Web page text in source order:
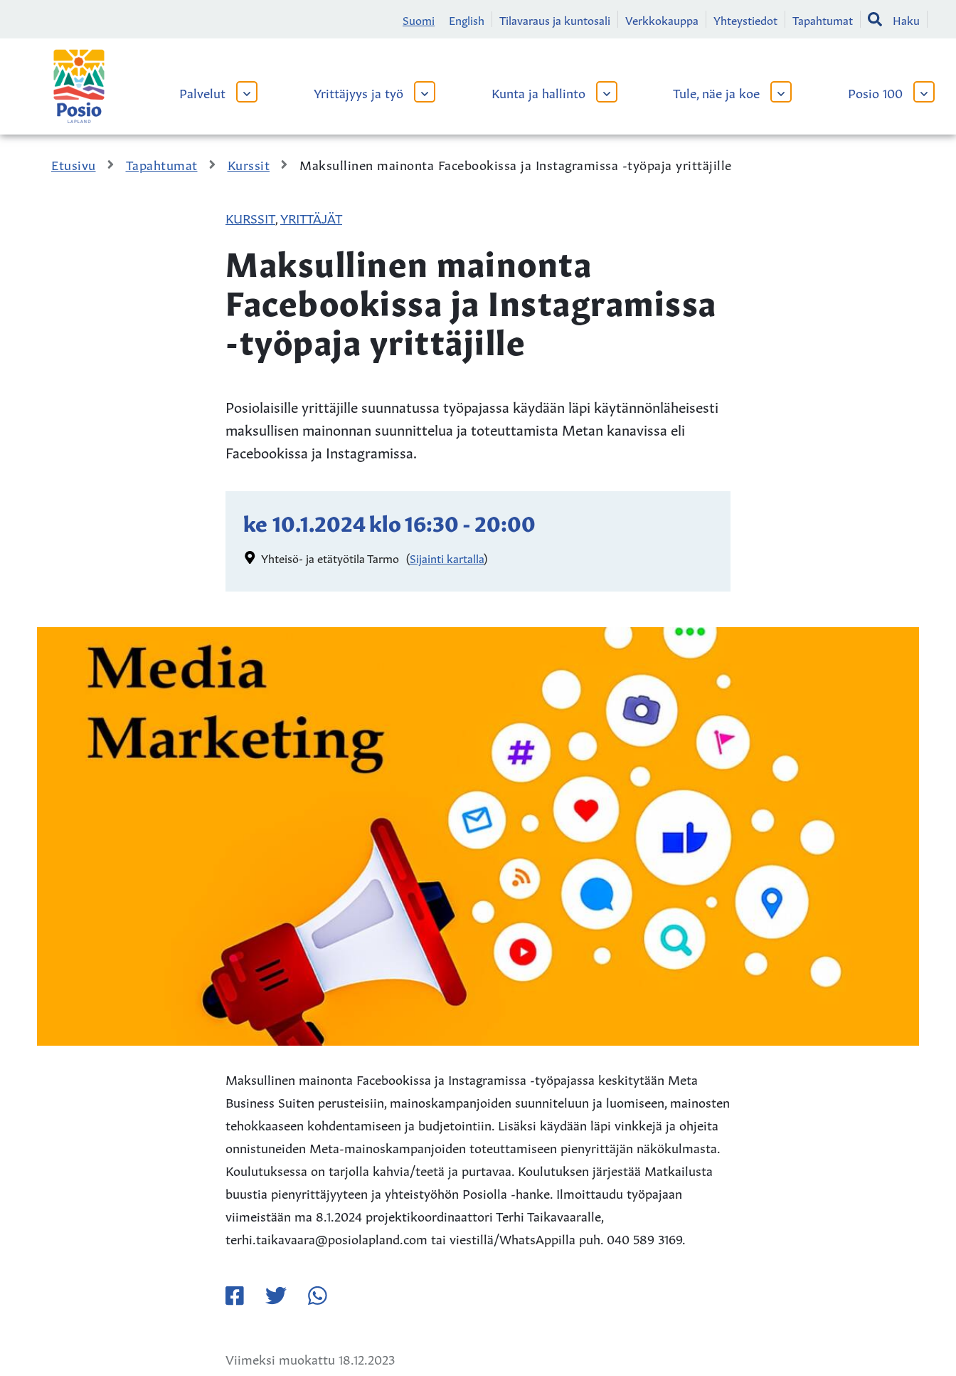
Suomi English Tilavaraus ja kuntosali Verkkokauppa Yhteystiedot Tapahtumat Haku
Kaupungin
logo
Palvelut
AVAA
ALAVALIKKO
Yrittäjyys ja työ
AVAA
ALAVALIKKO
Kunta ja hallinto
AVAA
ALAVALIKKO
Tule, näe ja koe
AVAA
ALAVALIKKO
Posio 100
AVAA
Etusivu Tapahtumat Kurssit Maksullinen mainonta Facebookissa ja Instagramissa -työpaja yrittäjille
KURSSIT, YRITTÄJÄT
Maksullinen mainonta
Facebookissa ja Instagramissa
-työpaja yrittäjille
Posiolaisille yrittäjille suunnatussa työpajassa käydään läpi käytännönläheisesti
maksullisen mainonnan suunnittelua ja toteuttamista Metan kanavissa eli
Facebookissa ja Instagramissa.
ke 10.1.2024klo16:30-20:00
Yhteisö- ja etätyötila Tarmo (Sijainti kartalla)
Maksullinen mainonta Facebookissa ja Instagramissa -työpajassa keskitytään Meta
Business Suiten perusteisiin, mainoskampanjoiden suunniteluun ja luomiseen, mainosten
tehokkaaseen kohdentamiseen ja budjetointiin. Lisäksi käydään läpi vinkkejä ja ohjeita
onnistuneiden Meta-mainoskampanjoiden toteuttamiseen pienyrittäjän näkökulmasta.
Koulutuksessa on tarjolla kahvia/teetä ja purtavaa. Koulutuksen järjestää Matkailusta
buustia pienyrittäjyyteen ja yhteistyöhön Posiolla -hanke. Ilmoittaudu työpajaan
viimeistään ma 8.1.2024 projektikoordinaattori Terhi Taikavaaralle,
terhi.taikavaara@posiolapland.com tai viestillä/WhatsAppilla puh. 040 589 3169.
Viimeksi muokattu 18.12.2023